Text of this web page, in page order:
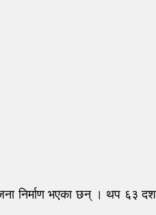
निर्माण भएका छन् । थप ६३